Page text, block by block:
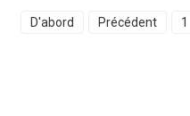
D'abord Précédent 1